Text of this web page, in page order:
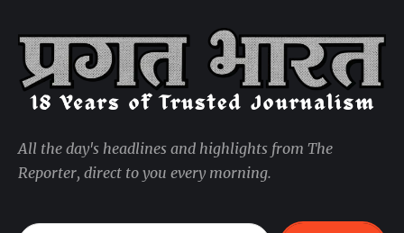
All the day's headlines and highlights from The
Reporter, direct to you every morning.